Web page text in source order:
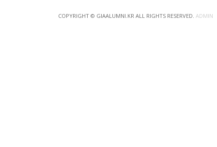
COPYRIGHT © GIAALUMNI.KR ALL RIGHTS RESERVED. ADMIN